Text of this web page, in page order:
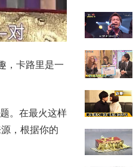
，卡路里是一
。在最火这样
，根据你的